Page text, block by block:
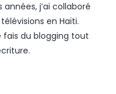
j’ai collaboré
en Haïti.
fais du blogging tout